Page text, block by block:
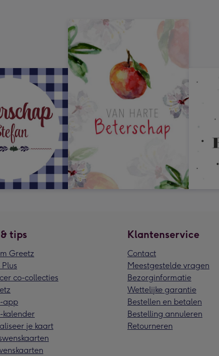
tips
Greetz
co-collecties
app
kalender
je kaart
Klantenservice
Contact
Meestgestelde vragen
Bezorginformatie
Wettelijke garantie
Bestellen en betalen
Bestelling annuleren
Retourneren